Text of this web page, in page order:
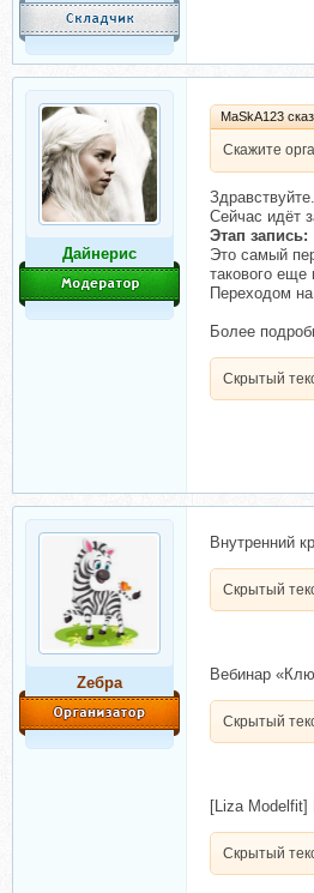
Дайнерис
MaSkA123
Скажите
Здравствуйте.
Сейчас идёт
Этап запись:
Это самый
такового
Переходом
Более
Скрытый
Zебра
Внутренний
Скрытый
Вебинар
Скрытый
[Liza Modelfit]
Скрытый